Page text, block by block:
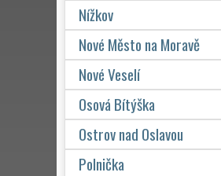
Nížkov
Nové Město na Moravě
Nové Veselí
Osová Bítýška
Ostrov nad Oslavou
Polnička